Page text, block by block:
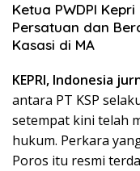
Ketua PWDPI
Persatuan dan
Kasasi di MA
KEPRI, Indonesia
antara PT KSP
setempat kini telah
hukum. Perkara
Poros itu resmi